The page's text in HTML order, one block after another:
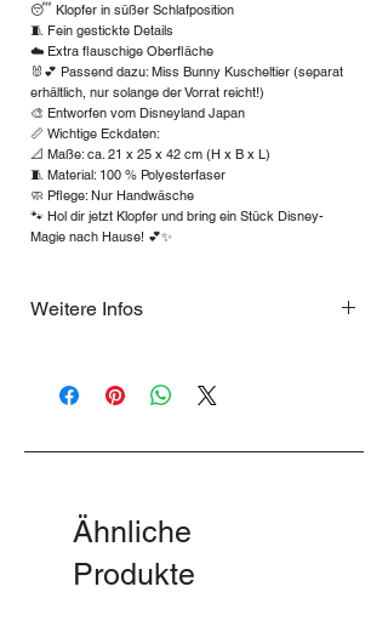
😴 Klopfer in süßer Schlafposition
🧵 Fein gestickte Details
☁️ Extra flauschige Oberfläche
🐰💕 Passend dazu: Miss Bunny Kuscheltier (separat
erhältlich, nur solange der Vorrat reicht!)
🎨 Entworfen vom Disneyland Japan
📏 Wichtige Eckdaten:
📐 Maße: ca. 21 x 25 x 42 cm (H x B x L)
🧵 Material: 100 % Polyesterfaser
🧼 Pflege: Nur Handwäsche
🐾 Hol dir jetzt Klopfer und bring ein Stück Disney-
Magie nach Hause! 💕✨
Weitere Infos
Ähnliche
Produkte